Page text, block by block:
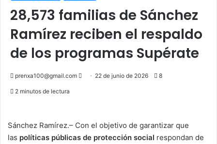
28,573 familias de Sánchez
Ramírez reciben el respaldo
de los programas Supérate
prenxa100@gmail.com
Send 22 de junio de 2026 8
2 minutos de lectura
Sánchez Ramírez.– Con el objetivo de garantizar que
las políticas públicas de protección social respondan de